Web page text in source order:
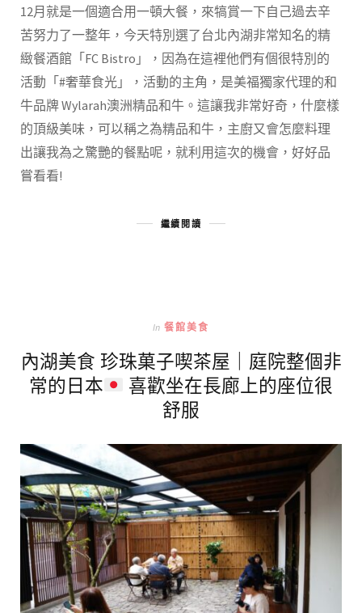
12月就是一個適合用一頓大餐，來犒賞一下自己過去辛
苦努力了一整年，今天特別選了台北內湖非常知名的精
緻餐酒館「FC Bistro」，因為在這裡他們有個很特別的
活動「#奢華食光」，活動的主角，是美福獨家代理的和
牛品牌 Wylarah澳洲精品和牛。這讓我非常好奇，什麼樣
的頂級美味，可以稱之為精品和牛，主廚又會怎麼料理
出讓我為之驚艷的餐點呢，就利用這次的機會，好好品
嘗看看!
繼續閱讀
In 餐館美食
內湖美食 珍珠菓子喫茶屋｜庭院整個非
常的日本
喜歡坐在長廊上的座位很
舒服